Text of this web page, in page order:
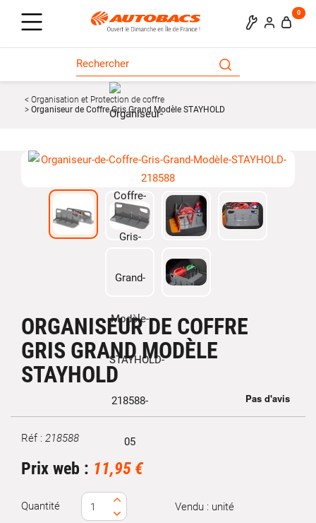
0
Organisation et Protection de coffre
Organiseur de Coffre Gris Grand Modèle STAYHOLD
ORGANISEUR DE COFFRE
GRIS GRAND MODÈLE
STAYHOLD
Marque
Réf : 218588
Prix web : 11,95 €
Quantité Vendu : unité